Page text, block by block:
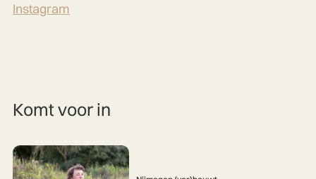
Instagram
Komt voor in